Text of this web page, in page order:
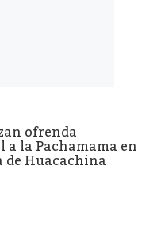
ofrenda
a la Pachamama en
de Huacachina